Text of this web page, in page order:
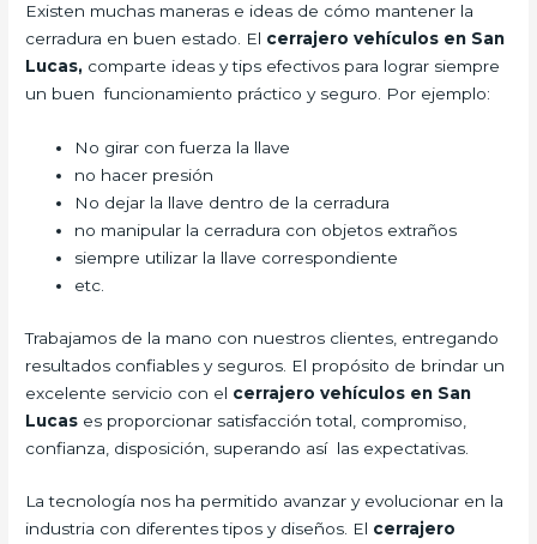
Existen muchas maneras e ideas de cómo mantener la
cerradura en buen estado. El cerrajero vehículos en San
Lucas, comparte ideas y tips efectivos para lograr siempre
un buen funcionamiento práctico y seguro. Por ejemplo:
No girar con fuerza la llave
no hacer presión
No dejar la llave dentro de la cerradura
no manipular la cerradura con objetos extraños
siempre utilizar la llave correspondiente
etc.
Trabajamos de la mano con nuestros clientes, entregando
resultados confiables y seguros. El propósito de brindar un
excelente servicio con el cerrajero vehículos en San
Lucas es proporcionar satisfacción total, compromiso,
confianza, disposición, superando así las expectativas.
La tecnología nos ha permitido avanzar y evolucionar en la
industria con diferentes tipos y diseños. El cerrajero